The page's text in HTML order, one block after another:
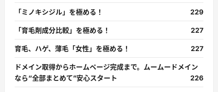
「ミノキシジル」を極める！ 229
「育毛剤成分比較」を極める！ 227
育毛、ハゲ、薄毛「女性」を極める！ 227
ドメイン取得からホームページ完成まで。ムームードメイン
なら“全部まとめて”安心スタート
226